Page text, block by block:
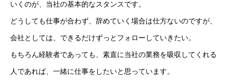
いくのが、当社の基本的なスタンスです。
どうしても仕事が合わず、辞めていく場合は仕方ないのですが、
会社としては、できるだけずっとフォローしていきたい。
もちろん経験者であっても、素直に当社の業務を吸収してくれる
人であれば、一緒に仕事をしたいと思っています。